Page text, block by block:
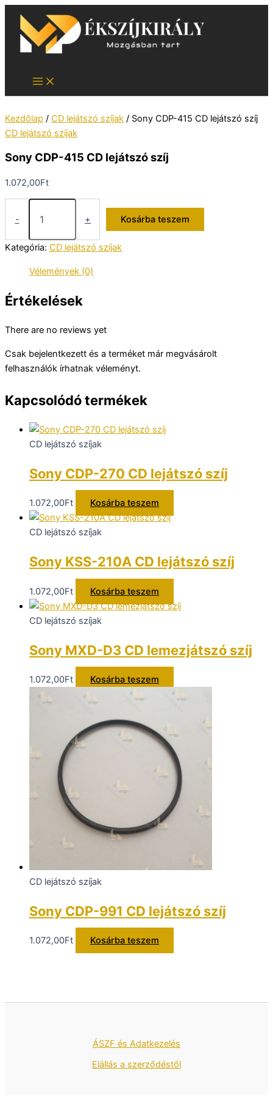
Skip
content
Kezdőlap / CD lejátszó szíjak / Sony CDP-415 CD lejátszó szíj
CD lejátszó szíjak
Sony CDP-415 CD lejátszó szíj
1.072,00Ft
-
CD
lejátszó
mennyiség
+ Kosárba teszem
Kategória: CD lejátszó szíjak
Vélemények (0)
Értékelések
There are no reviews yet
Csak bejelentkezett és a terméket már megvásárolt
felhasználók írhatnak véleményt.
Kapcsolódó termékek
CD lejátszó szíjak
Sony CDP-270 CD lejátszó szíj
1.072,00Ft Kosárba teszem
CD lejátszó szíjak
Sony KSS-210A CD lejátszó szíj
1.072,00Ft Kosárba teszem
CD lejátszó szíjak
Sony MXD-D3 CD lemezjátszó szíj
1.072,00Ft Kosárba teszem
CD lejátszó szíjak
Sony CDP-991 CD lejátszó szíj
1.072,00Ft Kosárba teszem
ÁSZF és Adatkezelés
Elállás a szerződéstől